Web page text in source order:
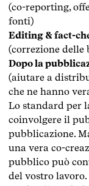
(co-reporting,
fonti)
Editing & fact-
(correzione delle
Dopo la
(aiutare a
che ne hanno
Lo standard per
coinvolgere il
pubblicazione.
una vera co-
pubblico può
del vostro